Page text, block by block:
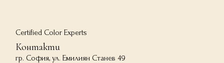
Certified Color Experts
Контакти
гр. София, ул. Емилиян Станев 49